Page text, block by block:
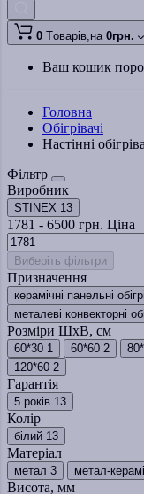
0 Tоварів,на 0грн.
Ваш кошик
Головна
Обігрівачі
Настінні
Фільтр
Виробник
STINEX 13
1781 - 6500 грн. Ціна
Виберіть фільтри
Призначення
керамічні панельні
металеві конвекторні
Розміри ШхВ, см
60*30 1 60*60 2
120*60 2
Гарантія
5 років 13
Колір
білий 13
Матеріал
метал 3 метал-
Висота, мм